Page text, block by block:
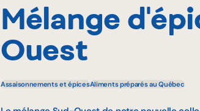
Mélange
Ouest
Assaisonnements et épicesAliments préparés au Québec